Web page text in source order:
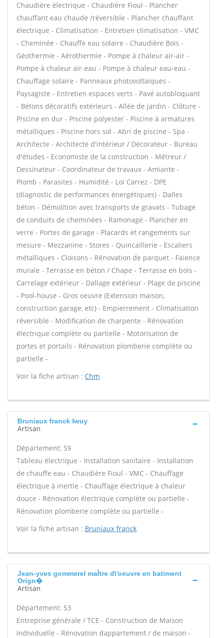
Chaudière électrique - Chaudière Fioul - Plancher
chauffant eau chaude /réversible - Plancher chauffant
électrique - Climatisation - Entretien climatisation - VMC
- Cheminée - Chauffe eau solaire - Chaudière Bois -
Géothermie - Aérothermie - Pompe à chaleur air-air -
Pompe à chaleur air-eau - Pompe à chaleur eau-eau -
Chauffage solaire - Panneaux photovoltaïques -
Paysagiste - Entretien espaces verts - Pavé autobloquant
- Bétons décoratifs extérieurs - Allée de jardin - Clôture -
Piscine en dur - Piscine polyester - Piscine à armatures
métalliques - Piscine hors sol - Abri de piscine - Spa -
Architecte - Architecte d'intérieur / Décorateur - Bureau
d'études - Economiste de la construction - Métreur /
Dessinateur - Coordinateur de travaux - Amiante -
Plomb - Parasites - Humidité - Loi Carrez - DPE
(diagnostic de performances énergétiques) - Dalles
béton - Démolition avec transports de gravats - Tubage
de conduits de cheminées - Ramonage - Plancher en
verre - Portes de garage - Placards et rangements sur
mesure - Mezzanine - Stores - Quincaillerie - Escaliers
métalliques - Cloisons - Rénovation de parquet - Faïence
murale - Terrasse en béton / Chape - Terrasse en bois -
Carrelage extérieur - Dallage extérieur - Plage de piscine
- Pool-house - Gros oeuvre (Extension maison,
construction garage, etc) - Empierrement - Climatisation
réversible - Modification de charpente - Rénovation
électrique complète ou partielle - Motorisation de
portes et portails - Rénovation plomberie complète ou
partielle -
Voir la fiche artisan : Chm
Bruniaux franck Iwuy
Artisan
Département: 59
Tableau électrique - Installation sanitaire - Installation
de chauffe eau - Chaudière Fioul - VMC - Chauffage
électrique à inertie - Chauffage électrique à chaleur
douce - Rénovation électrique complète ou partielle -
Rénovation plomberie complète ou partielle -
Voir la fiche artisan : Bruniaux franck
Jean-yves gommerel maÎtre d\'oeuvre en batiment
Orign�
Artisan
Département: 53
Entreprise générale / TCE - Construction de Maison
Individuelle - Rénovation dappartement / de maison -